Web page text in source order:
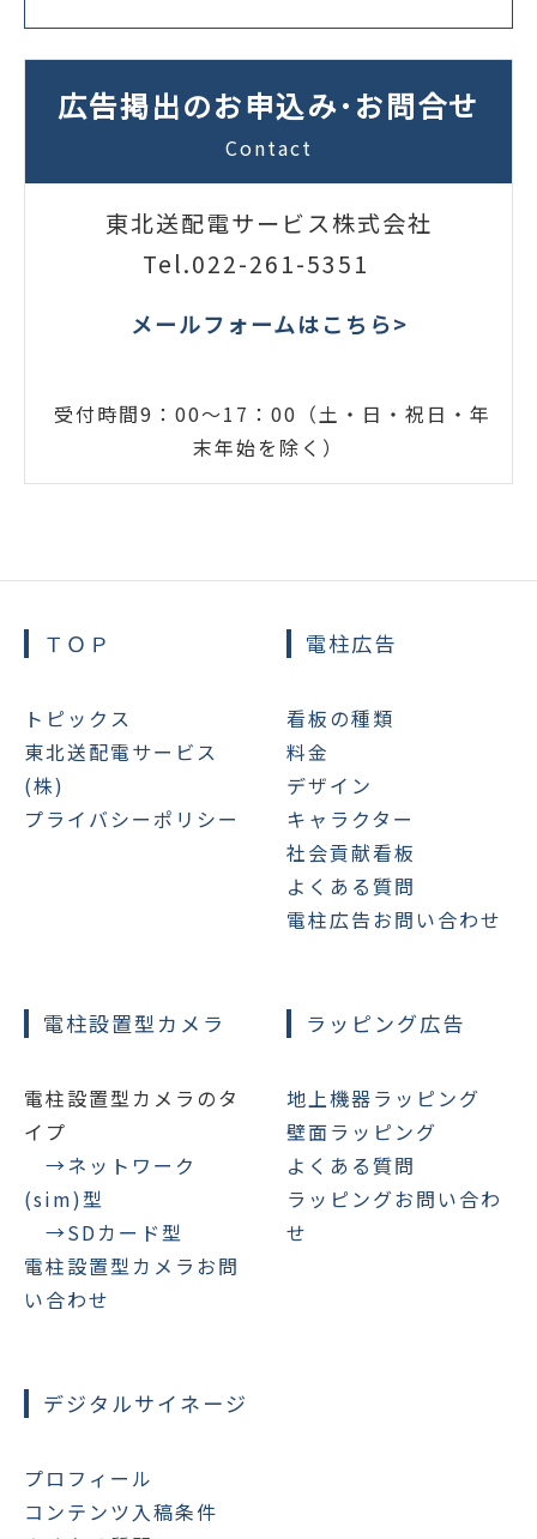
広告掲出のお申込み･お問合せ
Contact
東北送配電サービス株式会社
Tel.022-261-5351
メールフォームはこちら>
受付時間9：00～17：00（土・日・祝日・年
末年始を除く）
ＴＯＰ
トピックス
東北送配電サービス
(株)
プライバシーポリシー
電柱広告
看板の種類
料金
デザイン
キャラクター
社会貢献看板
よくある質問
電柱広告お問い合わせ
電柱設置型カメラ
電柱設置型カメラのタ
イプ
→ネットワーク
(sim)型
→SDカード型
電柱設置型カメラお問
い合わせ
ラッピング広告
地上機器ラッピング
壁面ラッピング
よくある質問
ラッピングお問い合わ
せ
デジタルサイネージ
プロフィール
コンテンツ入稿条件